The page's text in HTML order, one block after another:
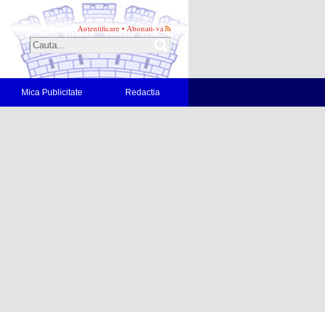
Autentificare • Abonati-va
Mica Publicitate Redactia